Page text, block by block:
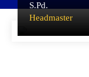
S.Pd.
Headmaster